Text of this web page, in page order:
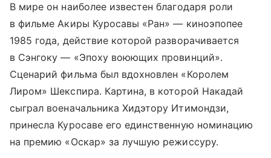
В мире он наиболее известен благодаря роли
в фильме Акиры Куросавы «Ран» — киноэпопее
1985 года, действие которой разворачивается
в Сэнгоку — «Эпоху воюющих провинций».
Сценарий фильма был вдохновлен «Королем
Лиром» Шекспира. Картина, в которой Накадай
сыграл военачальника Хидэтору Итимондзи,
принесла Куросаве его единственную номинацию
на премию «Оскар» за лучшую режиссуру.